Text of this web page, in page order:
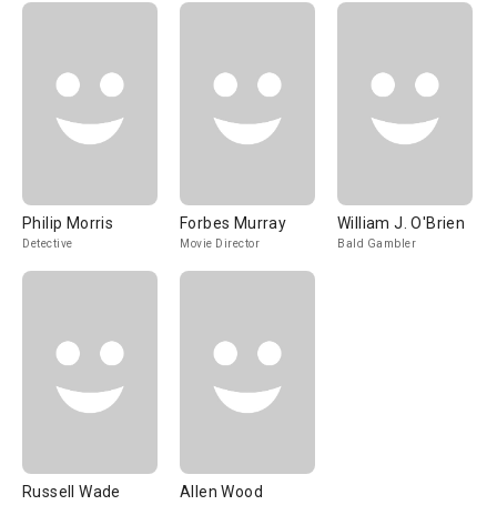
Philip Morris
Detective
Forbes Murray
Movie Director
William J. O'Brien
Bald Gambler
Russell Wade Allen Wood